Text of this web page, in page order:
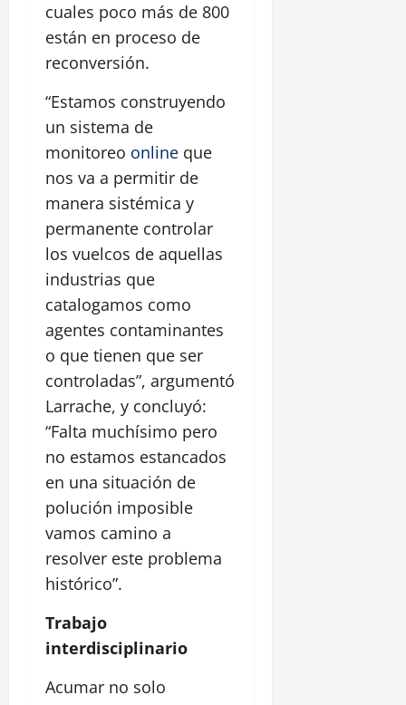
cuales poco más de 800
están en proceso de
reconversión.
“Estamos construyendo
un sistema de
monitoreo online que
nos va a permitir de
manera sistémica y
permanente controlar
los vuelcos de aquellas
industrias que
catalogamos como
agentes contaminantes
o que tienen que ser
controladas”, argumentó
Larrache, y concluyó:
“Falta muchísimo pero
no estamos estancados
en una situación de
polución imposible
vamos camino a
resolver este problema
histórico”.
Trabajo
interdisciplinario
Acumar no solo